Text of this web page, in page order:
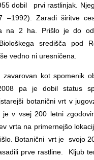
dobil prvi rastlinjak.
–1992). Zaradi širitve
na 2 ha. Prišlo je do
središča pod
vedno ni uresničena.
kot spomenik
pa je dobil status
botanični vrt v
v vsej 200 letni
vrta na primernejšo
Botanični vrt je svojo
prve rastline. Kljub